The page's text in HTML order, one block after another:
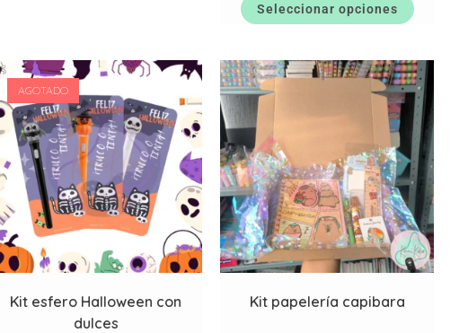
Seleccionar opciones
AGOTADO
Kit esfero Halloween con
dulces
Kit papelería capibara